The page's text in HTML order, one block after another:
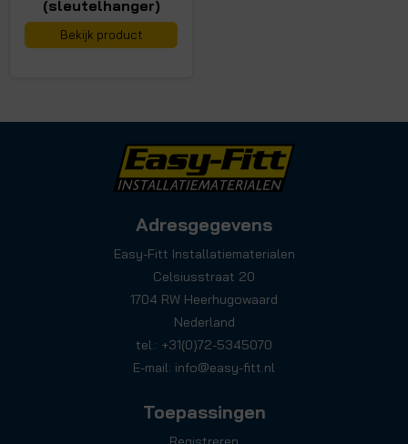
(sleutelhanger)
Bekijk product
Adresgegevens
Easy-Fitt Installatiematerialen
Celsiusstraat 20
1704 RW Heerhugowaard
Nederland
tel.: +31(0)72-5345070
E-mail: info@easy-fitt.nl
Toepassingen